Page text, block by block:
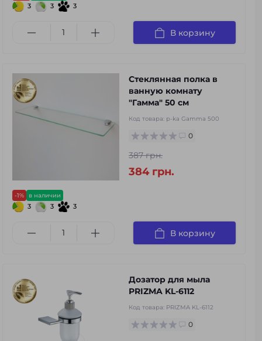
3 3 3
В корзину
-1% в наличии
3 3 3
Стеклянная полка в
ванную комнату
"Гамма" 50 см
Код товара: p-ka Gamma 500
0
387 грн.
384 грн.
В корзину
Дозатор для мыла
PRIZMA KL-6112
Код товара: PRIZMA KL-6112
0